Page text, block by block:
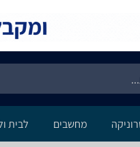
מחשבים לבית